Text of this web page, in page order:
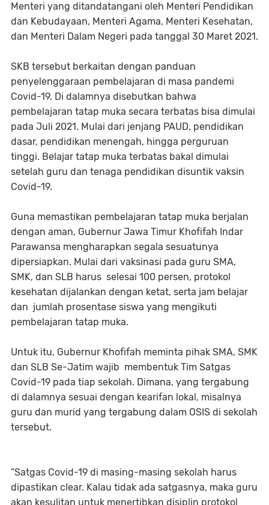
Menteri yang ditandatangani oleh Menteri Pendidikan
dan Kebudayaan, Menteri Agama, Menteri Kesehatan,
dan Menteri Dalam Negeri pada tanggal 30 Maret 2021.
SKB tersebut berkaitan dengan panduan
penyelenggaraan pembelajaran di masa pandemi
Covid-19. Di dalamnya disebutkan bahwa
pembelajaran tatap muka secara terbatas bisa dimulai
pada Juli 2021. Mulai dari jenjang PAUD, pendidikan
dasar, pendidikan menengah, hingga perguruan
tinggi. Belajar tatap muka terbatas bakal dimulai
setelah guru dan tenaga pendidikan disuntik vaksin
Covid-19.
Guna memastikan pembelajaran tatap muka berjalan
dengan aman, Gubernur Jawa Timur Khofifah Indar
Parawansa mengharapkan segala sesuatunya
dipersiapkan. Mulai dari vaksinasi pada guru SMA,
SMK, dan SLB harus selesai 100 persen, protokol
kesehatan dijalankan dengan ketat, serta jam belajar
dan jumlah prosentase siswa yang mengikuti
pembelajaran tatap muka.
Untuk itu, Gubernur Khofifah meminta pihak SMA, SMK
dan SLB Se-Jatim wajib membentuk Tim Satgas
Covid-19 pada tiap sekolah. Dimana, yang tergabung
di dalamnya sesuai dengan kearifan lokal, misalnya
guru dan murid yang tergabung dalam OSIS di sekolah
tersebut.
“Satgas Covid-19 di masing-masing sekolah harus
dipastikan clear. Kalau tidak ada satgasnya, maka guru
akan kesulitan untuk menertibkan disiplin protokol